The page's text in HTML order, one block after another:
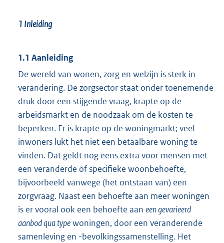
1 Inleiding
1.1 Aanleiding
De wereld van wonen, zorg en welzijn is sterk in
verandering. De zorgsector staat onder toenemende
druk door een stijgende vraag, krapte op de
arbeidsmarkt en de noodzaak om de kosten te
beperken. Er is krapte op de woningmarkt; veel
inwoners lukt het niet een betaalbare woning te
vinden. Dat geldt nog eens extra voor mensen met
een veranderde of specifieke woonbehoefte,
bijvoorbeeld vanwege (het ontstaan van) een
zorgvraag. Naast een behoefte aan meer woningen
is er vooral ook een behoefte aan een gevarieerd
aanbod qua typewoningen, door een veranderende
samenleving en -bevolkingssamenstelling. Het